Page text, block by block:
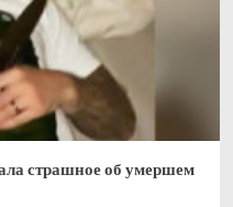
страшное об умершем